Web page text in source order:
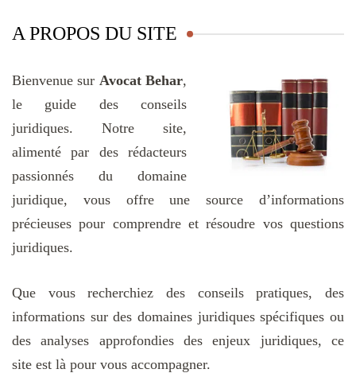
A PROPOS DU SITE
Bienvenue sur Avocat Behar,
le guide des conseils
juridiques. Notre site,
alimenté par des rédacteurs
passionnés du domaine
juridique, vous offre une source d’informations
précieuses pour comprendre et résoudre vos questions
juridiques.
Que vous recherchiez des conseils pratiques, des
informations sur des domaines juridiques spécifiques ou
des analyses approfondies des enjeux juridiques, ce
site est là pour vous accompagner.